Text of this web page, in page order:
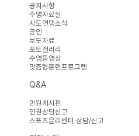
공지사항
수영자료실
시도연맹소식
공인
보도자료
포토갤러리
수영동영상
맞춤형훈련프로그램
Q&A
민원게시판
인권상담신고
스포츠윤리센터 상담/신고